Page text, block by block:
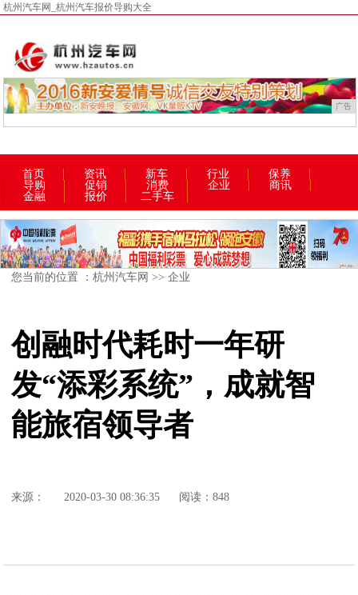
杭州汽车网_杭州汽车报价导购大全
广告
首页 资讯 新车 行业
保养
导购
促销 消费 企业
商讯
金融
报价 二手车
广告
您当前的位置 ：杭州汽车网 >>企业
创融时代耗时一年研
发“添彩系统”，成就智
能旅宿领导者
来源： 2020-03-30 08:36:35 阅读：848